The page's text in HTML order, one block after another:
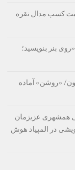
کسب مدال نقره
بنر بنویسید؛
سال در تلویزیون/ «روشن» آماده
همشهری عزیزمان
در المپیاد هوش